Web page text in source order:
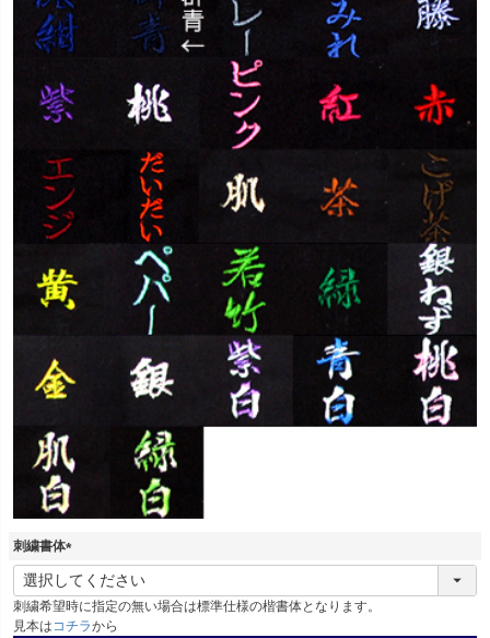
刺繍書体
(
必
須
)
刺繍希望時に指定の無い場合は標準仕様の楷書体となります。
見本は コチラから